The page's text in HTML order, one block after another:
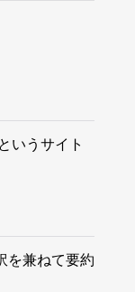
いうサイト
を兼ねて要約